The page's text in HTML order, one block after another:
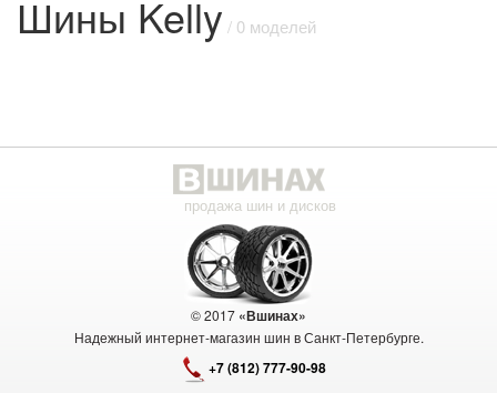
Шины Kelly / 0 моделей
продажа шин и дисков
© 2017 «Вшинах»
Надежный интернет-магазин шин в Санкт-Петербурге.
+7 (812) 777-90-98